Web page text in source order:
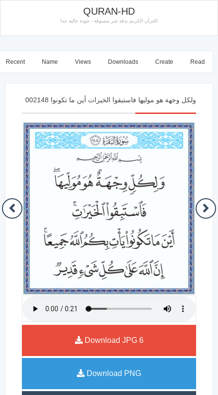
QURAN-HD
القرآن الكريم بدقة غير مسبوقة - جودة عالية جدا
Recent Name Views Downloads Create Read
ولكل وجهة هو موليها فاستبقوا الخيرات أين ما تكونوا 002148
Download JPG 6
Download PNG